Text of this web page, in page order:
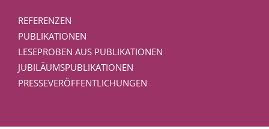
REFERENZEN
PUBLIKATIONEN
LESEPROBEN AUS PUBLIKATIONEN
JUBILÄUMSPUBLIKATIONEN
PRESSEVERÖFFENTLICHUNGEN